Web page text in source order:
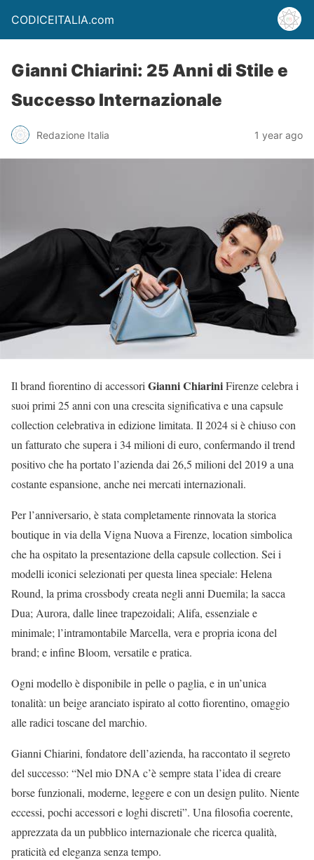
CODICEITALIA.com
Gianni Chiarini: 25 Anni di Stile e
Successo Internazionale
Redazione Italia 1 year ago
Il brand fiorentino di accessoriGianni ChiariniFirenze celebra i
suoi primi 25 anni con una crescita significativa e una capsule
collection celebrativa in edizione limitata. Il 2024 si è chiuso con
un fatturato che supera i 34 milioni di euro, confermando il trend
positivo che ha portato l’azienda dai 26,5 milioni del 2019 a una
costante espansione, anche nei mercati internazionali.
Per l’anniversario, è stata completamente rinnovata la storica
boutique in via della Vigna Nuova a Firenze, location simbolica
che ha ospitato la presentazione della capsule collection. Sei i
modelli iconici selezionati per questa linea speciale: Helena
Round, la prima crossbody creata negli anni Duemila; la sacca
Dua; Aurora, dalle linee trapezoidali; Alifa, essenziale e
minimale; l’intramontabile Marcella, vera e propria icona del
brand; e infine Bloom, versatile e pratica.
Ogni modello è disponibile in pelle o paglia, e in un’unica
tonalità: un beige aranciato ispirato al cotto fiorentino, omaggio
alle radici toscane del marchio.
Gianni Chiarini, fondatore dell’azienda, ha raccontato il segreto
del successo: “Nel mio DNA c’è sempre stata l’idea di creare
borse funzionali, moderne, leggere e con un design pulito. Niente
eccessi, pochi accessori e loghi discreti”. Una filosofia coerente,
apprezzata da un pubblico internazionale che ricerca qualità,
praticità ed eleganza senza tempo.